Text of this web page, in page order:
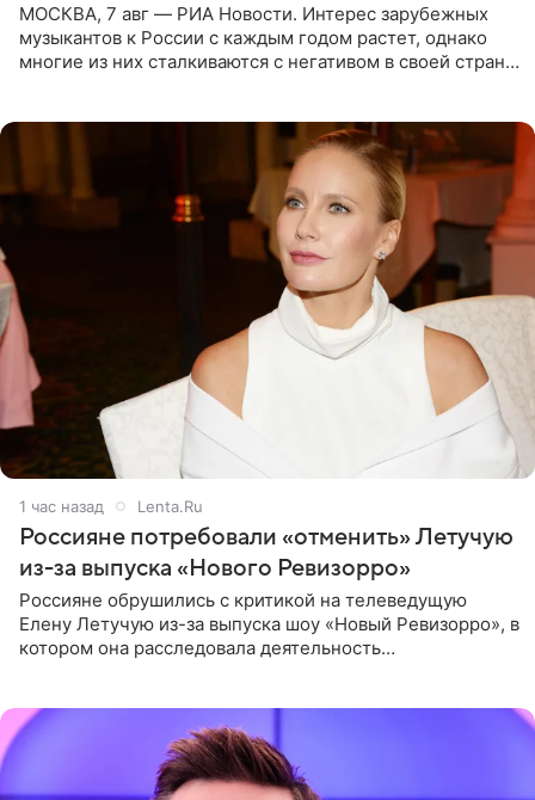
МОСКВА, 7 авг — РИА Новости. Интерес зарубежных
музыкантов к России с каждым годом растет, однако
многие из них сталкиваются с негативом в своей стране
1 час назад Lenta.Ru
Россияне потребовали «отменить» Летучую
из-за выпуска «Нового Ревизорро»
Россияне обрушились с критикой на телеведущую
Елену Летучую из-за выпуска шоу «Новый Ревизорро», в
котором она расследовала деятельность